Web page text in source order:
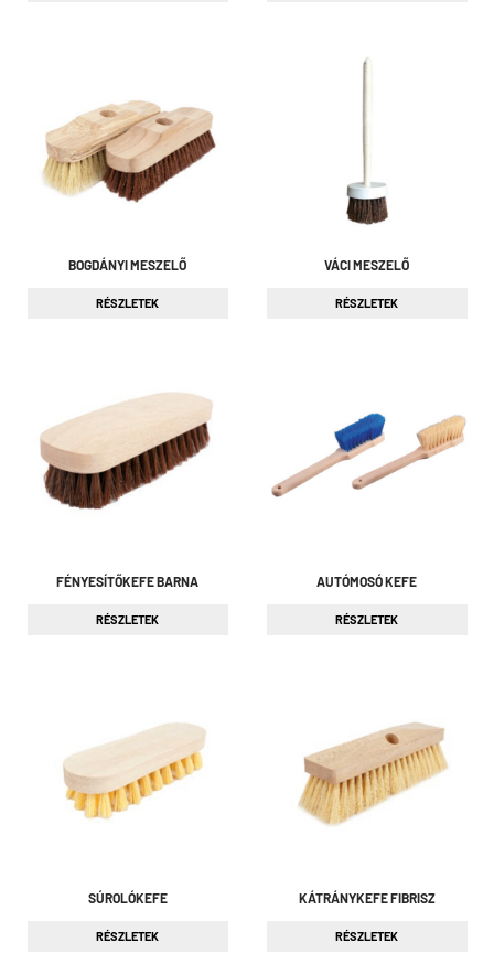
BOGDÁNYI MESZELŐ
RÉSZLETEK
VÁCI MESZELŐ
RÉSZLETEK
FÉNYESÍTŐKEFE BARNA
RÉSZLETEK
AUTÓMOSÓ KEFE
RÉSZLETEK
SÚROLÓKEFE
RÉSZLETEK
KÁTRÁNYKEFE FIBRISZ
RÉSZLETEK